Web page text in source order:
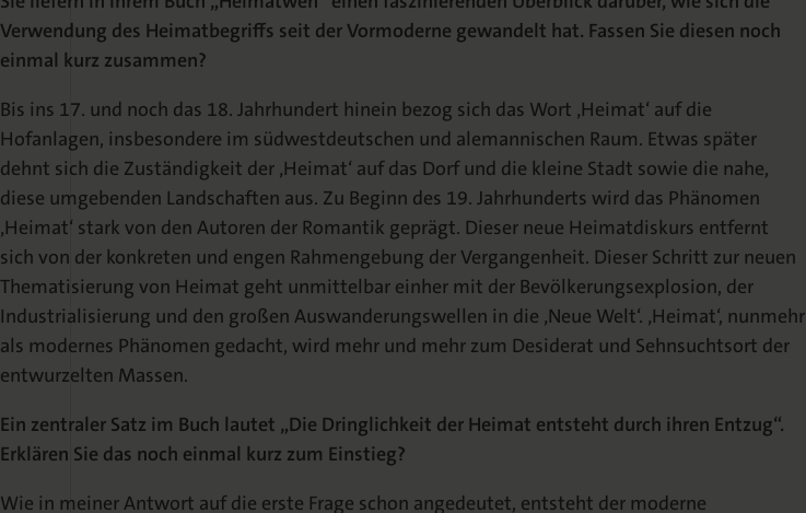
Verwendung des Heimatbegriffs seit der Vormoderne gewandelt hat. Fassen Sie diesen noch
einmal kurz zusammen?
Bis ins 17. und noch das 18. Jahrhundert hinein bezog sich das Wort ‚Heimat‘ auf die
Hofanlagen, insbesondere im südwestdeutschen und alemannischen Raum. Etwas später
dehnt sich die Zuständigkeit der ‚Heimat‘ auf das Dorf und die kleine Stadt sowie die nahe,
diese umgebenden Landschaften aus. Zu Beginn des 19. Jahrhunderts wird das Phänomen
‚Heimat‘ stark von den Autoren der Romantik geprägt. Dieser neue Heimatdiskurs entfernt
sich von der konkreten und engen Rahmengebung der Vergangenheit. Dieser Schritt zur neuen
Thematisierung von Heimat geht unmittelbar einher mit der Bevölkerungsexplosion, der
Industrialisierung und den großen Auswanderungswellen in die ‚Neue Welt‘. ‚Heimat‘, nunmehr
als modernes Phänomen gedacht, wird mehr und mehr zum Desiderat und Sehnsuchtsort der
entwurzelten Massen.
Ein zentraler Satz im Buch lautet „Die Dringlichkeit der Heimat entsteht durch ihren Entzug“.
Erklären Sie das noch einmal kurz zum Einstieg?
Wie in meiner Antwort auf die erste Frage schon angedeutet, entsteht der moderne